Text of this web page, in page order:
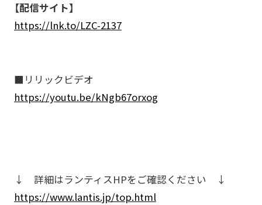
【配信サイト】
https://lnk.to/LZC-2137
■リリックビデオ
https://youtu.be/kNgb67orxog
↓ 詳細はランティスHPをご確認ください ↓
https://www.lantis.jp/top.html